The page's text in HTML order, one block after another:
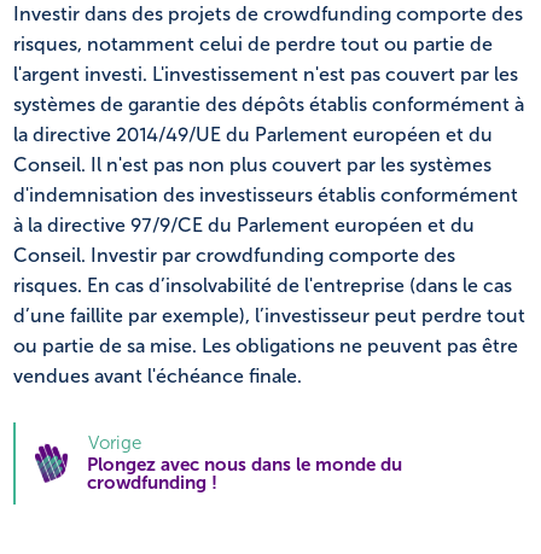
Investir dans des projets de crowdfunding comporte des
risques, notamment celui de perdre tout ou partie de
l'argent investi. L'investissement n'est pas couvert par les
systèmes de garantie des dépôts établis conformément à
la directive 2014/49/UE du Parlement européen et du
Conseil. Il n'est pas non plus couvert par les systèmes
d'indemnisation des investisseurs établis conformément
à la directive 97/9/CE du Parlement européen et du
Conseil. Investir par crowdfunding comporte des
risques. En cas d’insolvabilité de l'entreprise (dans le cas
d’une faillite par exemple), l’investisseur peut perdre tout
ou partie de sa mise. Les obligations ne peuvent pas être
vendues avant l'échéance finale.
Vorige
Plongez avec nous dans le monde du
crowdfunding !